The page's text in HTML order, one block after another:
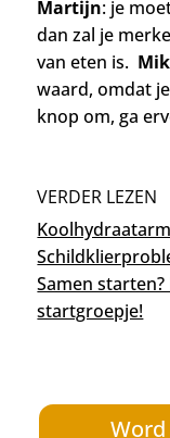
Martijn: je
dan zal je
van eten is.
waard, omdat
knop om, ga
VERDER LEZEN
Samen
startgroepje!